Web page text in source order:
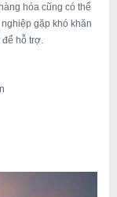
hóa cũng có thể
gặp khó khăn
để hỗ trợ.